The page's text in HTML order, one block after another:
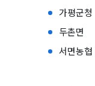
가평군청
두촌면
서면농